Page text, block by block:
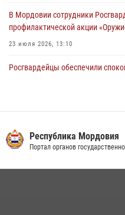
В Мордовии сотрудники
профилактической акции
23 июля 2026, 13:10
Росгвардейцы обеспечили
обеспечили безопасность на
регионального турнира до
Республика Мордовия
Портал органов